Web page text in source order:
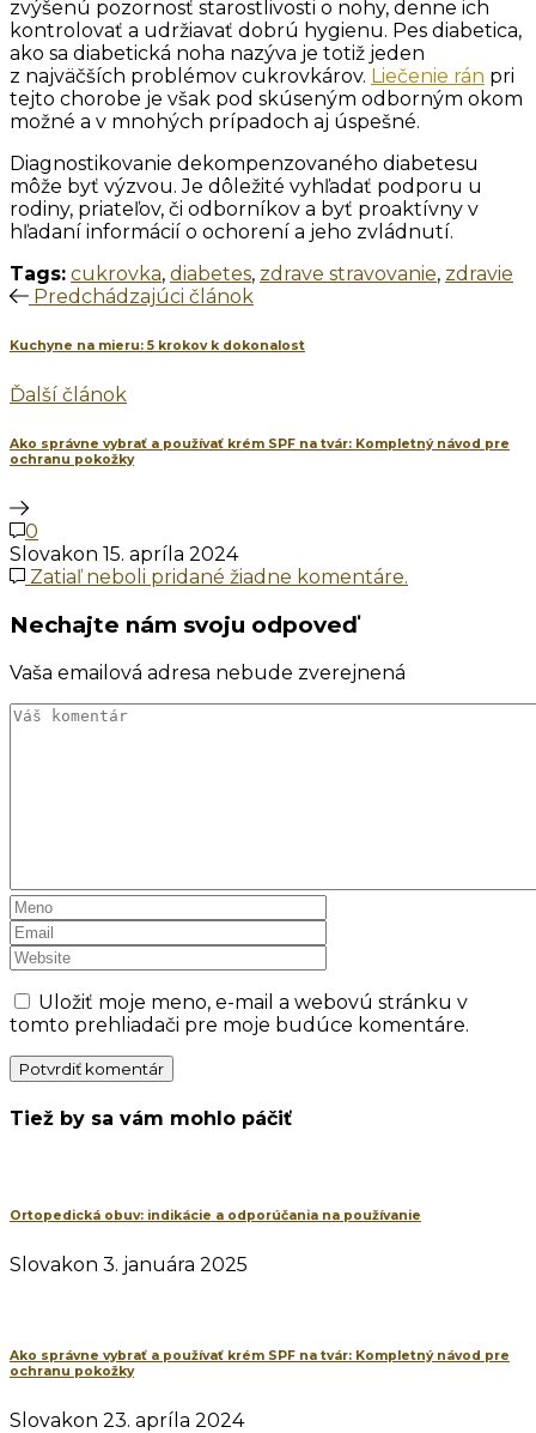
zvýšenú pozornosť starostlivosti o nohy, denne ich
kontrolovať a udržiavať dobrú hygienu. Pes diabetica,
ako sa diabetická noha nazýva je totiž jeden
z najväčších problémov cukrovkárov. Liečenie rán pri
tejto chorobe je však pod skúseným odborným okom
možné a v mnohých prípadoch aj úspešné.
Diagnostikovanie dekompenzovaného diabetesu
môže byť výzvou. Je dôležité vyhľadať podporu u
rodiny, priateľov, či odborníkov a byť proaktívny v
hľadaní informácií o ochorení a jeho zvládnutí.
Tags: cukrovka, diabetes, zdrave stravovanie, zdravie
Predchádzajúci článok
Kuchyne na mieru: 5 krokov k dokonalost
Ďalší článok
Ako správne vybrať a používať krém SPF na tvár: Kompletný návod pre
ochranu pokožky
0
Slovakon 15. apríla 2024
Zatiaľ neboli pridané žiadne komentáre.
Nechajte nám svoju odpoveď
Vaša emailová adresa nebude zverejnená
Uložiť moje meno, e-mail a webovú stránku v
tomto prehliadači pre moje budúce komentáre.
Tiež by sa vám mohlo páčiť
Ortopedická obuv: indikácie a odporúčania na používanie
Slovakon 3. januára 2025
Ako správne vybrať a používať krém SPF na tvár: Kompletný návod pre
ochranu pokožky
Slovakon 23. apríla 2024